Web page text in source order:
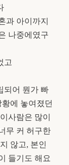
과 아이까지
나중에였구
고
되어 뭔가 빠
에 놓여졌던
사람은 많이
무 커 허구한
않고, 본인
들기도 해요